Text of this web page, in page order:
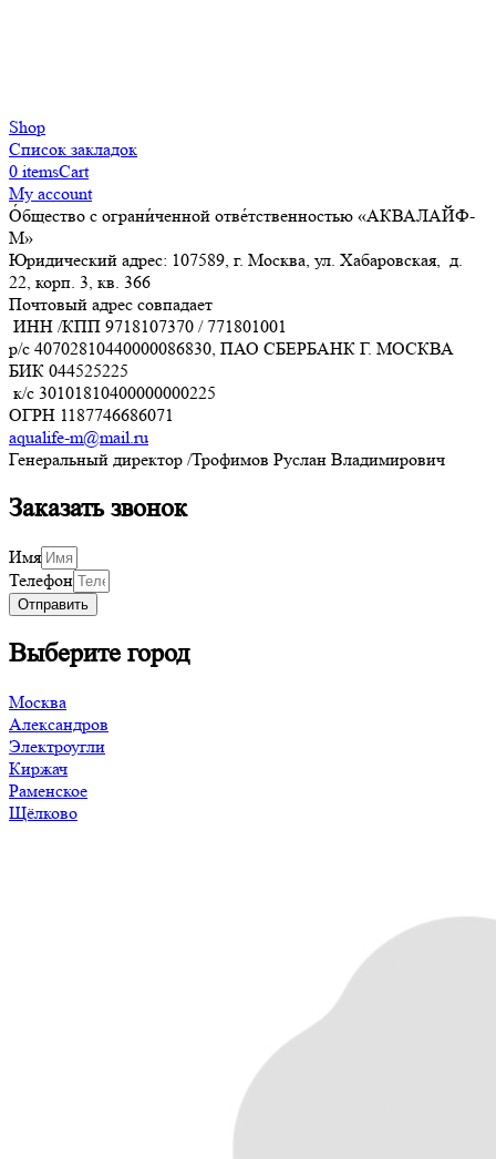
Shop
Список закладок
0 itemsCart
My account
О́бщество с ограни́ченной отве́тственностью «АКВАЛАЙФ-
М»
Юридический адрес: 107589, г. Москва, ул. Хабаровская, д.
22, корп. 3, кв. 366
Почтовый адрес совпадает
ИНН /КПП 9718107370 /771801001
р/с 40702810440000086830, ПАО СБЕРБАНК Г. МОСКВА
БИК 044525225
к/с 30101810400000000225
ОГРН 1187746686071
aqualife-m@mail.ru
Генеральный директор /Трофимов Руслан Владимирович
Заказать звонок
Имя
Телефон
Отправить
Выберите город
Москва
Александров
Электроугли
Киржач
Раменское
Щёлково